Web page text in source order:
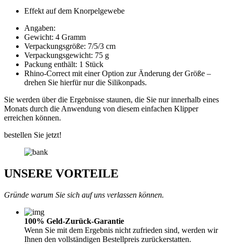
Effekt auf dem Knorpelgewebe
Angaben:
Gewicht: 4 Gramm
Verpackungsgröße: 7/5/3 cm
Verpackungsgewicht: 75 g
Packung enthält: 1 Stück
Rhino-Correct mit einer Option zur Änderung der Größe –
drehen Sie hierfür nur die Silikonpads.
Sie werden über die Ergebnisse staunen, die Sie nur innerhalb eines
Monats durch die Anwendung von diesem einfachen Klipper
erreichen können.
bestellen Sie jetzt!
UNSERE VORTEILE
Gründe warum Sie sich auf uns verlassen können.
100% Geld-Zurück-Garantie
Wenn Sie mit dem Ergebnis nicht zufrieden sind, werden wir
Ihnen den vollständigen Bestellpreis zurückerstatten.